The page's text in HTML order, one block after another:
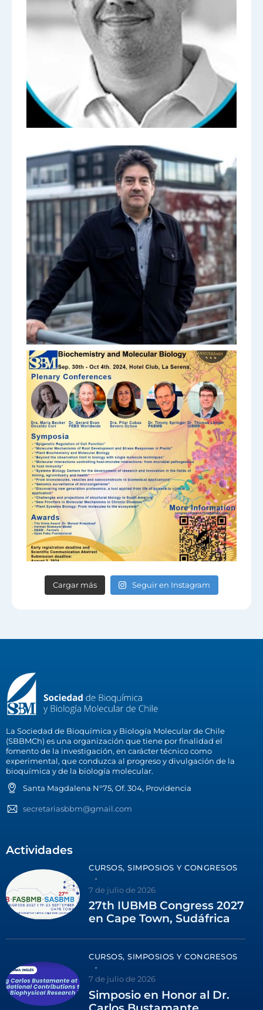
Cargar más Seguir en Instagram
La Sociedad de Bioquímica y Biología Molecular de Chile
(SBBMCh) es una organización que tiene por finalidad el
fomento de la investigación, en carácter técnico como
experimental, que conduzca al progreso y divulgación de la
bioquímica y de la biología molecular.
Santa Magdalena N°75, Of. 304, Providencia
secretariasbbm@gmail.com
Actividades
CURSOS, SIMPOSIOS Y CONGRESOS
7 de julio de 2026
27th IUBMB Congress 2027
en Cape Town, Sudáfrica
CURSOS, SIMPOSIOS Y CONGRESOS
7 de julio de 2026
Simposio en Honor al Dr.